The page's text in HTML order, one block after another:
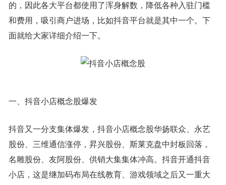
的，因此各大平台都使用了浑身解数，降低各种入驻门槛
和费用，吸引商户进场，比如抖音平台就是其中一个。下
面就给大家详细介绍一下。
一、抖音小店概念股爆发
抖音又一分支集体爆发，抖音小店概念股华扬联众、永艺
股份、三维通信涨停，昇兴股份、斯莱克盘中封板回落，
名雕股份、友阿股份、供销大集集体冲高。抖音开通抖音
小店，这是继加码布局在线教育、游戏领域之后又一重大